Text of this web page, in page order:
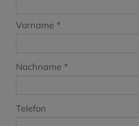
Vorname
Nachname
Telefon